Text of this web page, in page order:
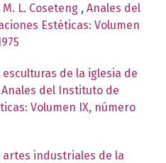
L. Coseteng , Anales del
Estéticas: Volumen
esculturas de la iglesia de
Anales del Instituto de
Volumen IX, número
artes industriales de la